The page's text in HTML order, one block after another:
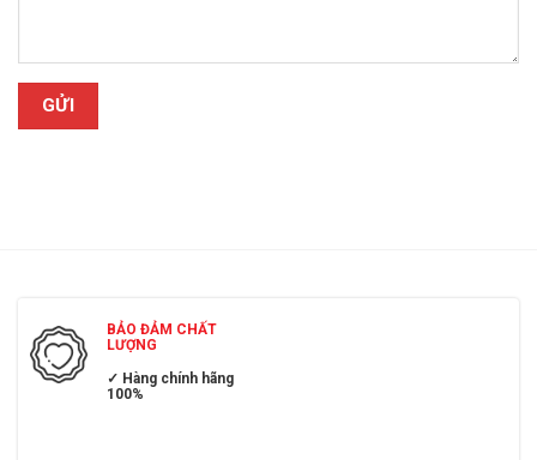
BẢO ĐẢM CHẤT
LƯỢNG
✓ Hàng chính hãng
100%